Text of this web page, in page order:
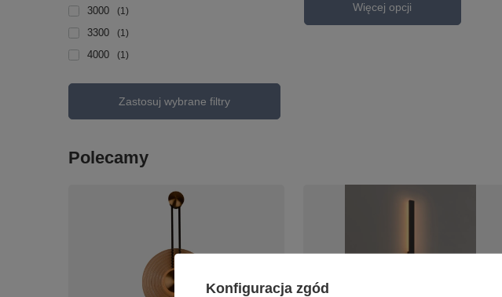
3000 1
3300 1
4000 1
Zastosuj wybrane filtry
Więcej opcji
Polecamy
Konfiguracja zgód